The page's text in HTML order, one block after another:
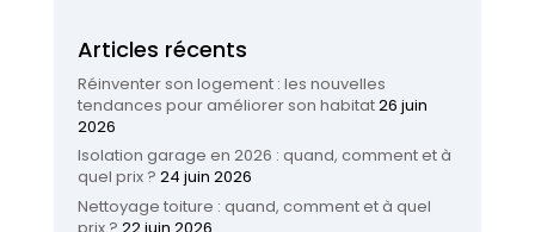
Articles récents
Réinventer son logement : les nouvelles
tendances pour améliorer son habitat26 juin
2026
Isolation garage en 2026 : quand, comment et à
quel prix ? 24 juin 2026
Nettoyage toiture : quand, comment et à quel